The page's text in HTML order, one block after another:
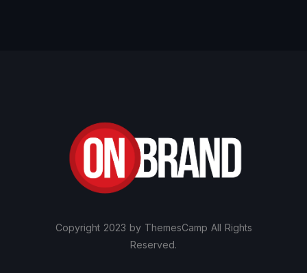
Copyright 2023 by ThemesCamp All Rights
Reserved.